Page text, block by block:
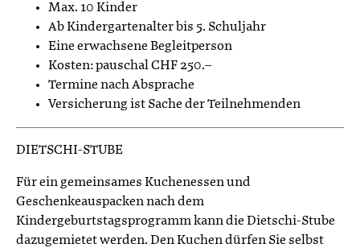
Max. 10 Kinder
Ab Kindergartenalter bis 5. Schuljahr
Eine erwachsene Begleitperson
Kosten: pauschal CHF 250.–
Termine nach Absprache
Versicherung ist Sache der Teilnehmenden
DIETSCHI-STUBE
Für ein gemeinsames Kuchenessen und
Geschenkeauspacken nach dem
Kindergeburtstagsprogramm kann die Dietschi-Stube
dazugemietet werden. Den Kuchen dürfen Sie selbst